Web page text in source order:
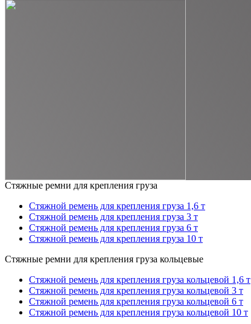
Стяжные ремни для крепления груза
Стяжной ремень для крепления груза 1,6 т
Стяжной ремень для крепления груза 3 т
Стяжной ремень для крепления груза 6 т
Стяжной ремень для крепления груза 10 т
Стяжные ремни для крепления груза кольцевые
Стяжной ремень для крепления груза кольцевой 1,6 т
Стяжной ремень для крепления груза кольцевой 3 т
Стяжной ремень для крепления груза кольцевой 6 т
Стяжной ремень для крепления груза кольцевой 10 т